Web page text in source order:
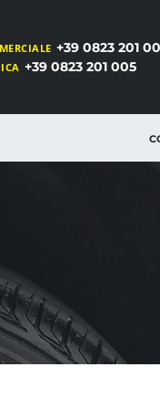
+39 0823 201
+39 0823 201 005